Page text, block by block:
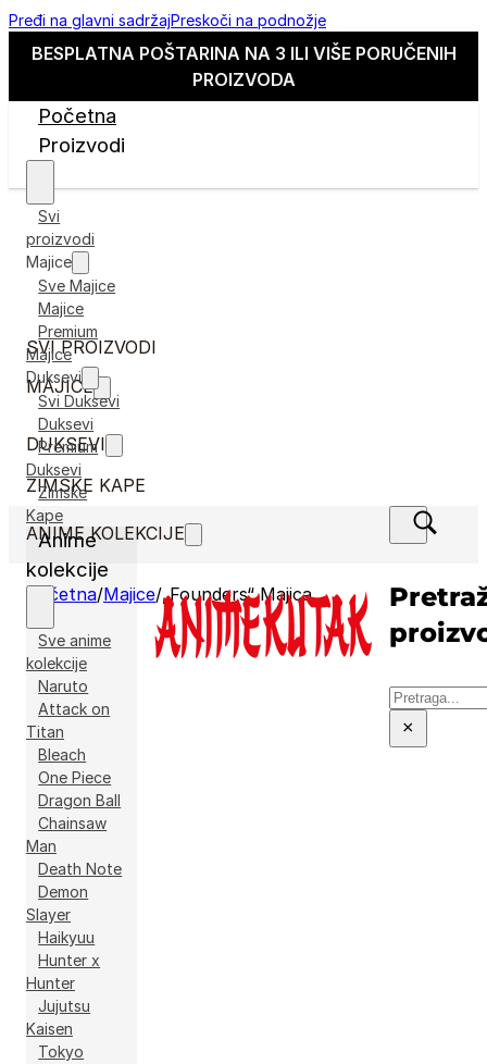
Pređi na glavni sadržajPreskoči na podnožje
BESPLATNA POŠTARINA NA 3 ILI VIŠE PORUČENIH
PROIZVODA
Početna
Proizvodi
Svi
proizvodi
Majice
Sve Majice
Majice
Premium
Majice
Duksevi
Svi Duksevi
Duksevi
Premium
Duksevi
Zimske
Kape
Anime
kolekcije
Sve anime
kolekcije
Naruto
Attack on
Titan
Bleach
One Piece
Dragon Ball
Chainsaw
Man
Death Note
Demon
Slayer
Haikyuu
Hunter x
Hunter
Jujutsu
Kaisen
Tokyo
Pretraga
×
SVI PROIZVODI
MAJICE
DUKSEVI
ZIMSKE KAPE
ANIME KOLEKCIJE
Početna/Majice/„Founders“ Majica